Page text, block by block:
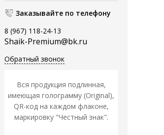
Заказывайте по телефону
8 (967) 118-24-13
Shaik-Premium@bk.ru
Обратный звонок
Вся продукция подлинная,
имеющая голограмму (Original),
QR-код на каждом флаконе,
маркировку "Честный знак".